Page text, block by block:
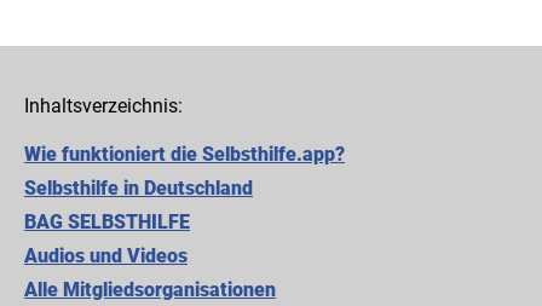
Inhaltsverzeichnis:
Wie funktioniert die Selbsthilfe.app?
Selbsthilfe in Deutschland
BAG SELBSTHILFE
Audios und Videos
Alle Mitgliedsorganisationen